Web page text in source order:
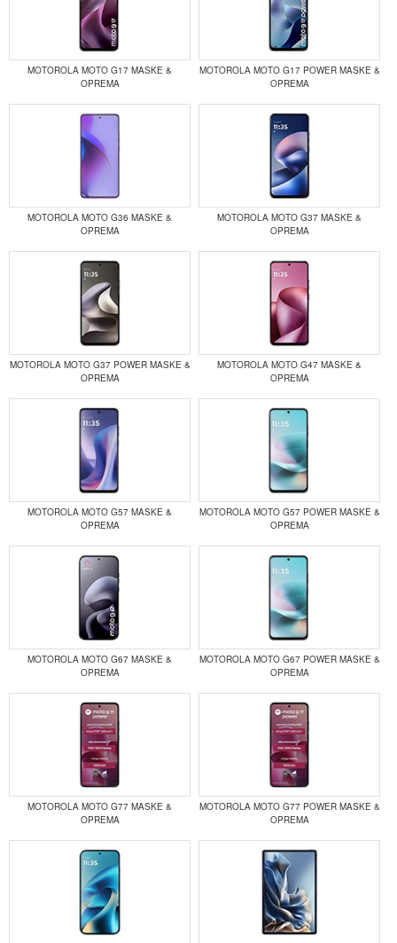
MOTOROLA MOTO G17 MASKE &
OPREMA
MOTOROLA MOTO G17 POWER MASKE &
OPREMA
MOTOROLA MOTO G36 MASKE &
OPREMA
MOTOROLA MOTO G37 MASKE &
OPREMA
MOTOROLA MOTO G37 POWER MASKE &
OPREMA
MOTOROLA MOTO G47 MASKE &
OPREMA
MOTOROLA MOTO G57 MASKE &
OPREMA
MOTOROLA MOTO G57 POWER MASKE &
OPREMA
MOTOROLA MOTO G67 MASKE &
OPREMA
MOTOROLA MOTO G67 POWER MASKE &
OPREMA
MOTOROLA MOTO G77 MASKE &
OPREMA
MOTOROLA MOTO G77 POWER MASKE &
OPREMA